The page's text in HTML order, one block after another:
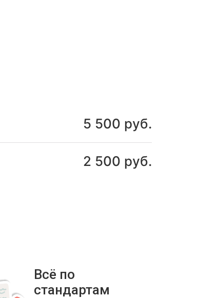
5 500 руб.
2 500 руб.
Всё по
стандартам